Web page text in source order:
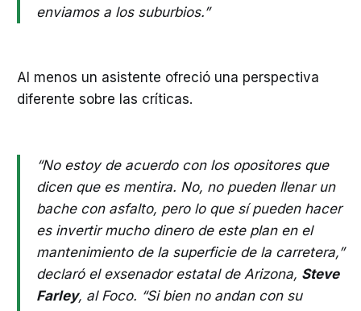
enviamos a los suburbios.”
Al menos un asistente ofreció una perspectiva
diferente sobre las críticas.
“No estoy de acuerdo con los opositores que
dicen que es mentira. No, no pueden llenar un
bache con asfalto, pero lo que sí pueden hacer
es invertir mucho dinero de este plan en el
mantenimiento de la superficie de la carretera,”
declaró el exsenador estatal de Arizona, Steve
Farley, al Foco. “Si bien no andan con su